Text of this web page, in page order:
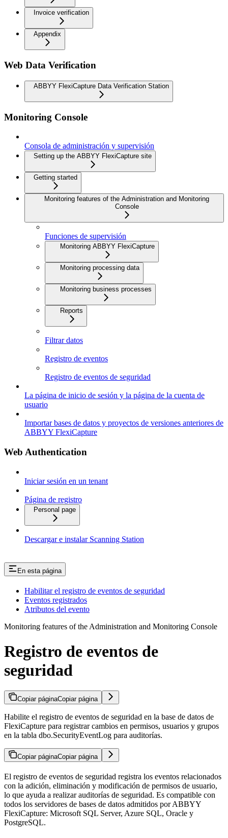
Invoice verification
Appendix
Web Data Verification
ABBYY FlexiCapture Data Verification Station
Monitoring Console
Consola de administración y supervisión
Setting up the ABBYY FlexiCapture site
Getting started
Monitoring features of the Administration and Monitoring
Console
Funciones de supervisión
Monitoring ABBYY FlexiCapture
Monitoring processing data
Monitoring business processes
Reports
Filtrar datos
Registro de eventos
Registro de eventos de seguridad
La página de inicio de sesión y la página de la cuenta de
usuario
Importar bases de datos y proyectos de versiones anteriores de
ABBYY FlexiCapture
Web Authentication
Iniciar sesión en un tenant
Página de registro
Personal page
Descargar e instalar Scanning Station
En esta página
Habilitar el registro de eventos de seguridad
Eventos registrados
Atributos del evento
Monitoring features of the Administration and Monitoring Console
Registro de eventos de
seguridad
Copiar páginaCopiar página
Habilite el registro de eventos de seguridad en la base de datos de
FlexiCapture para registrar cambios en permisos, usuarios y grupos
en la tabla dbo.SecurityEventLog para auditorías.
Copiar páginaCopiar página
El registro de eventos de seguridad registra los eventos relacionados
con la adición, eliminación y modificación de permisos de usuario,
lo que ayuda a realizar auditorías de seguridad. Es compatible con
todos los servidores de bases de datos admitidos por ABBYY
FlexiCapture: Microsoft SQL Server, Azure SQL, Oracle y
PostgreSQL.